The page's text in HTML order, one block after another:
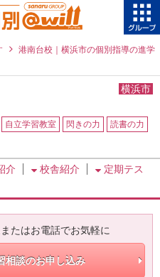
港南台校｜横浜市の個別指導の進学
横浜市
自立学習教室 閃きの力
読書の力
介 校舎紹介
定期テス
たはお電話でお気軽に
相談のお申し込み